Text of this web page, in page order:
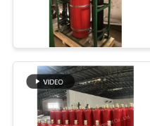
সাইট
ম্যাপ
রান্নাঘরের
ব্যবস্থা